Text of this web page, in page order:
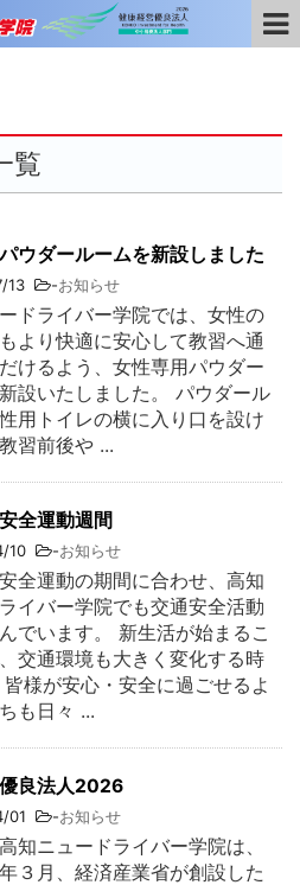
覧
ウダールームを新設しました
13 -お知らせ
ドライバー学院では、女性の
より快適に安心して教習へ通
けるよう、女性専用パウダー
設いたしました。 パウダール
用トイレの横に入り口を設け
習前後や ...
全運動週間
10 -お知らせ
全運動の期間に合わせ、高知
イバー学院でも交通安全活動
でいます。 新生活が始まるこ
交通環境も大きく変化する時
様が安心・安全に過ごせるよ
も日々 ...
良法人2026
01 -お知らせ
知ニュードライバー学院は、
３月、経済産業省が創設した